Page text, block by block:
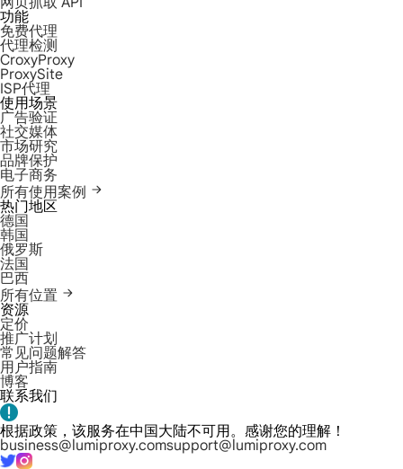
功能
免费代理
代理检测
CroxyProxy
ProxySite
ISP代理
使用场景
广告验证
社交媒体
市场研究
品牌保护
电子商务
所有使用案例
热门地区
德国
韩国
俄罗斯
法国
巴西
所有位置
资源
定价
推广计划
常见问题解答
用户指南
博客
联系我们
根据政策，该服务在中国大陆不可用。感谢您的理解！
business@lumiproxy.comsupport@lumiproxy.com